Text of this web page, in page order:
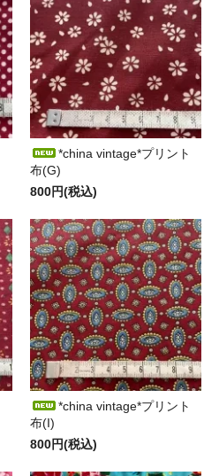
*china vintage*プリント
布(G)
800円(税込)
*china vintage*プリント
布(I)
800円(税込)